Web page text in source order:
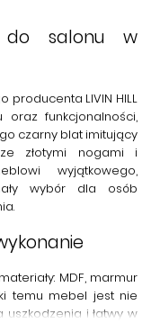
salonu w
LIVIN HILL
funkcjonalności,
czarny blat imitujący
złotymi nogami i
wyjątkowego,
wybór dla osób
MDF, marmur
temu mebel jest nie
i łatwy w